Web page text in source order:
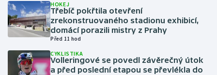
Motorsport
Olympijské hry
Parasport
HOKEJ
Třebíč pokřtila otevření
zrekonstruovaného stadionu exhibicí,
domácí porazili mistry z Prahy
Před 11 hod
CYKLISTIKA
Volleringové se povedl závěrečný útok
a před poslední etapou se převlékla do